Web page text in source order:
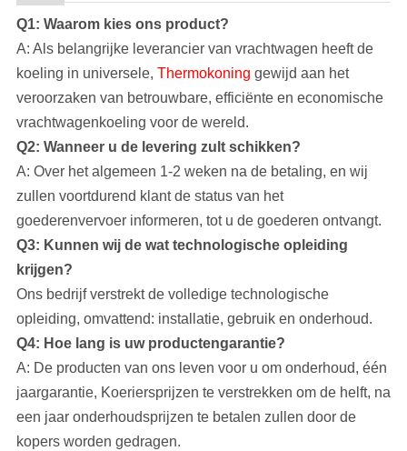
Q1: Waarom kies ons product?
A: Als belangrijke leverancier van vrachtwagen heeftde
koeling in universele, Thermokoning gewijd aan het
veroorzaken van betrouwbare, efficiënte en economische
vrachtwagenkoeling voor de wereld.
Q2: Wanneer u de levering zult schikken?
A: Over het algemeen 1-2 weken na de betaling, en wij
zullen voortdurend klant de status van het
goederenvervoer informeren, tot u de goederen ontvangt.
Q3: Kunnen wij de wat technologische opleiding
krijgen?
Ons bedrijfverstrekt de volledige technologische
opleiding, omvattend: installatie, gebruik en onderhoud.
Q4: Hoe lang is uw productengarantie?
A: De producten van ons leven voor u om onderhoud, één
jaargarantie, Koeriersprijzen te verstrekken om de helft, na
een jaar onderhoudsprijzen te betalen zullen door de
kopers worden gedragen.